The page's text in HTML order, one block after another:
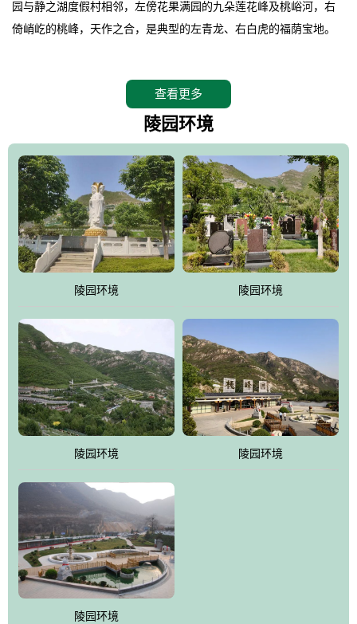
园与静之湖度假村相邻，左傍花果满园的九朵莲花峰及桃峪河，右
倚峭屹的桃峰，天作之合，是典型的左青龙、右白虎的福荫宝地。
师亲临园区指导，他认为“这里紧挨明十三陵，三面环山，坐北朝
南，地形极佳，地理位置得天独厚。”并感叹的说出了桃峰陵园是“人
生后花园，子孙福荫地”。
。
相传观音菩萨曾在九朵莲花峰上打坐品桃，并将桃核植于此谷，至
今这里的桃柿满园，故桃峰因此而得名。
。
桃峰园靠近京城，远离尘嚣，保持着相对原始的生态环境，飞鸟、
野兔、松鼠、山鸡随处可见，是人与自然和谐共处的佳境，是安息
逝者、感悟生命的圣地。
。
江河大地存忠骨，哀歌悲泪悼英灵。墓区依山就势，排列井然。福
寿苑尽展大家风范，名人在这里志铭，艺术在这里升华，军魂苑铭
刻着军人不朽的丰功伟绩，记载着将士辉煌的戎马生涯，尽显人生
个性;吉祥苑一派福禄祥和，长眠者在这里演绎着生命的永恒和再现;
如意苑尽现了逝者的宿愿和亲人们绵绵哀情及无尽孝意...
为抗日和解放战争期间流血牺牲的烈士新建一座革命烈士陵园，无
偿建墓立碑。建成后的烈士陵园将成为昌平区党员及各所学校的爱
国主义教育基地。
查看更多
陵园环境
陵园环境 陵园环境
陵园环境 陵园环境
陵园环境